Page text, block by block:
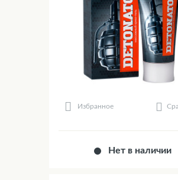
Избранное
Нет в наличии